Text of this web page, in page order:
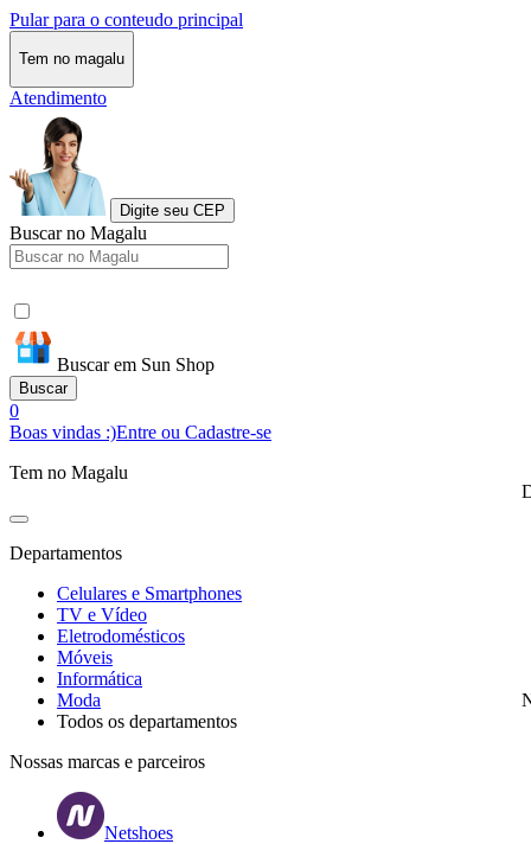
Pular para o conteudo principal
Tem no magalu
Atendimento
Digite seu CEP
Buscar no Magalu
Buscar em Sun Shop
Buscar
0
Boas vindas :)Entre ou Cadastre-se
Tem no Magalu
Departamentos
Celulares e Smartphones
TV e Vídeo
Eletrodomésticos
Móveis
Informática
Moda
Todos os departamentos
Nossas marcas e parceiros
Netshoes